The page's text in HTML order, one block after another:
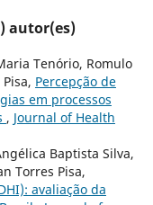
autor(es)
Tenório, Romulo
Percepção de
em processos
, Journal of Health
Baptista Silva,
Torres Pisa,
avaliação da